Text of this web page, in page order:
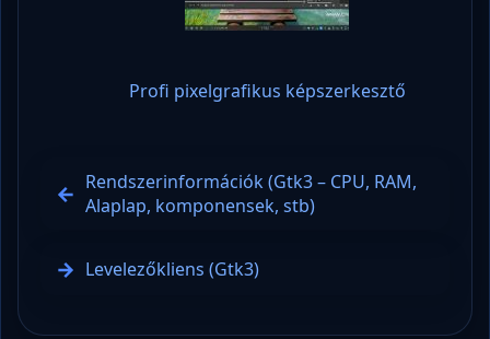
Profi pixelgrafikus képszerkesztő
Rendszerinformációk (Gtk3 – CPU, RAM,
Alaplap, komponensek, stb)
Levelezőkliens (Gtk3)